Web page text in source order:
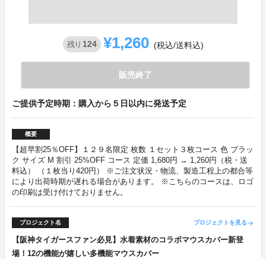
残り 124 ¥1,260 (税込/送料込)
販売終了
ご提供予定時期：購入から５日以内に発送予定
概要
【超早割25％OFF】１２９名限定 枚数 １セット３枚コース 色 ブラッ
ク サイズ M 割引 25%OFF コース 定価 1,680円 → 1,260円（税・送
料込） （１枚当り420円） ※ご注文状況・物流、製造工程上の都合等
により出荷時期が遅れる場合があります。 ※こちらのコースは、ロゴ
の印刷は受け付けておりません。
プロジェクト名 プロジェクトを見る arrow_forward
【阪神タイガースファン必見】水着素材のコラボマウスカバー新登
場！12の機能が嬉しい多機能マウスカバー